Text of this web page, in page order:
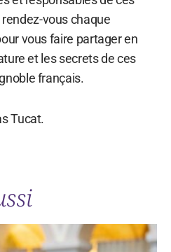
vous chaque
vous faire partager en
et les secrets de ces
français.
Tucat.